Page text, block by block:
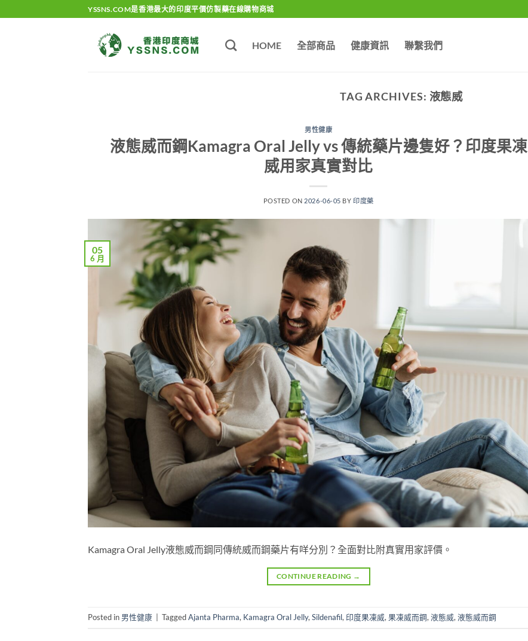
to
YSSNS.COM是香港最大的印度平價仿製藥在線購物商城
HOME 全部商品 健康資訊 聯繫我們
TAG ARCHIVES: 液態威
男性健康
液態威而鋼Kamagra Oral Jelly vs 傳統藥片邊隻好？印度果凍
威用家真實對比
POSTED ON 2026-06-05 BY印度藥
05
6 月
Kamagra Oral Jelly液態威而鋼同傳統威而鋼藥片有咩分別？全面對比附真實用家評價。
CONTINUE READING →
Posted in 男性健康 TaggedAjanta Pharma, Kamagra Oral Jelly, Sildenafil, 印度果凍威, 果凍威而鋼, 液態威, 液態威而鋼